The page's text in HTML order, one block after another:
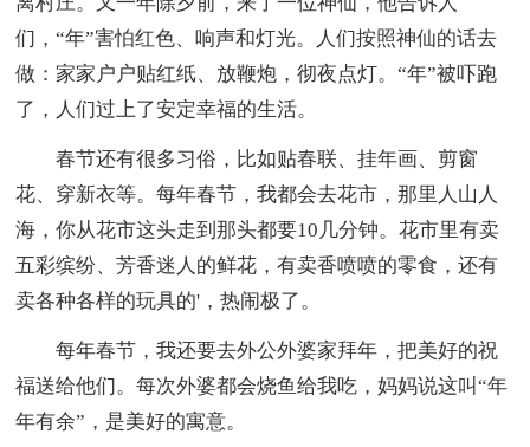
们，“年”害怕红色、响声和灯光。人们按照神仙的话去
做：家家户户贴红纸、放鞭炮，彻夜点灯。“年”被吓跑
了，人们过上了安定幸福的生活。
春节还有很多习俗，比如贴春联、挂年画、剪窗
花、穿新衣等。每年春节，我都会去花市，那里人山人
海，你从花市这头走到那头都要10几分钟。花市里有卖
五彩缤纷、芳香迷人的鲜花，有卖香喷喷的零食，还有
卖各种各样的玩具的'，热闹极了。
每年春节，我还要去外公外婆家拜年，把美好的祝
福送给他们。每次外婆都会烧鱼给我吃，妈妈说这叫“年
年有余”，是美好的寓意。